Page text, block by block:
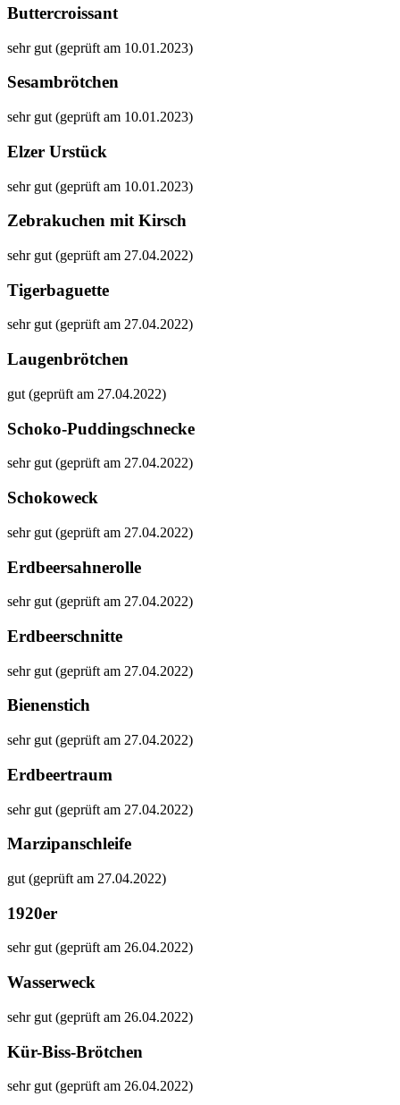
Buttercroissant
sehr gut (geprüft am 10.01.2023)
Sesambrötchen
sehr gut (geprüft am 10.01.2023)
Elzer Urstück
sehr gut (geprüft am 10.01.2023)
Zebrakuchen mit Kirsch
sehr gut (geprüft am 27.04.2022)
Tigerbaguette
sehr gut (geprüft am 27.04.2022)
Laugenbrötchen
gut (geprüft am 27.04.2022)
Schoko-Puddingschnecke
sehr gut (geprüft am 27.04.2022)
Schokoweck
sehr gut (geprüft am 27.04.2022)
Erdbeersahnerolle
sehr gut (geprüft am 27.04.2022)
Erdbeerschnitte
sehr gut (geprüft am 27.04.2022)
Bienenstich
sehr gut (geprüft am 27.04.2022)
Erdbeertraum
sehr gut (geprüft am 27.04.2022)
Marzipanschleife
gut (geprüft am 27.04.2022)
1920er
sehr gut (geprüft am 26.04.2022)
Wasserweck
sehr gut (geprüft am 26.04.2022)
Kür-Biss-Brötchen
sehr gut (geprüft am 26.04.2022)